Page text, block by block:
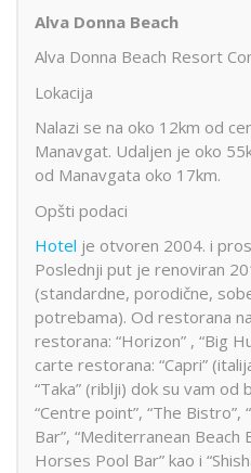
Alva Donna Beach
Alva Donna Beach Resort
Lokacija
Nalazi se na oko 12km od
Manavgat. Udaljen je oko
od Manavgata oko 17km.
Opšti podaci
Hotel je otvoren 2004. i
Poslednji put je renoviran
(standardne, porodične,
potrebama). Od restorana
restorana: “Horizon” , “Big
carte restorana: “Capri”
“Taka” (riblji) dok su vam od
“Centre point”, “The Bistro”,
Bar”, “Mediterranean Beach
Horses Pool Bar” kao i